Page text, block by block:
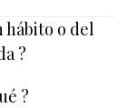
hábito o del
?
?